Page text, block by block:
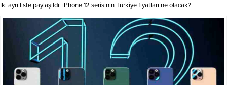
İki ayrı liste paylaşıldı: iPhone 12 serisinin Türkiye fiyatları ne olacak?